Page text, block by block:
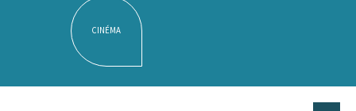
CINÉMA